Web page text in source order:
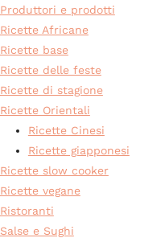
Produttori e prodotti
Ricette Africane
Ricette base
Ricette delle feste
Ricette di stagione
Ricette Orientali
Ricette Cinesi
Ricette giapponesi
Ricette slow cooker
Ricette vegane
Ristoranti
Salse e Sughi